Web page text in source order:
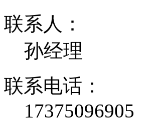
联系人：
孙经理
联系电话：
17375096905